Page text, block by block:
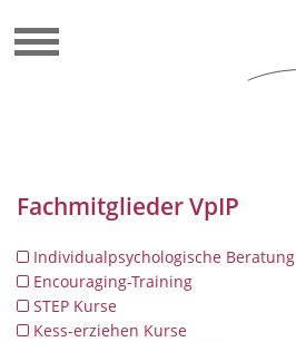
Fachmitglieder VpIP
Individualpsychologische Beratung
Encouraging-Training
STEP Kurse
Kess-erziehen Kurse